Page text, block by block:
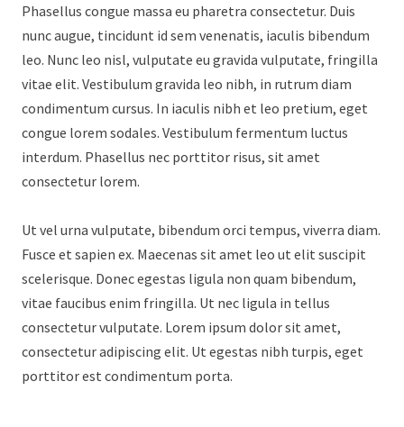
Phasellus congue massa eu pharetra consectetur. Duis
nunc augue, tincidunt id sem venenatis, iaculis bibendum
leo. Nunc leo nisl, vulputate eu gravida vulputate, fringilla
vitae elit. Vestibulum gravida leo nibh, in rutrum diam
condimentum cursus. In iaculis nibh et leo pretium, eget
congue lorem sodales. Vestibulum fermentum luctus
interdum. Phasellus nec porttitor risus, sit amet
consectetur lorem.
Ut vel urna vulputate, bibendum orci tempus, viverra diam.
Fusce et sapien ex. Maecenas sit amet leo ut elit suscipit
scelerisque. Donec egestas ligula non quam bibendum,
vitae faucibus enim fringilla. Ut nec ligula in tellus
consectetur vulputate. Lorem ipsum dolor sit amet,
consectetur adipiscing elit. Ut egestas nibh turpis, eget
porttitor est condimentum porta.